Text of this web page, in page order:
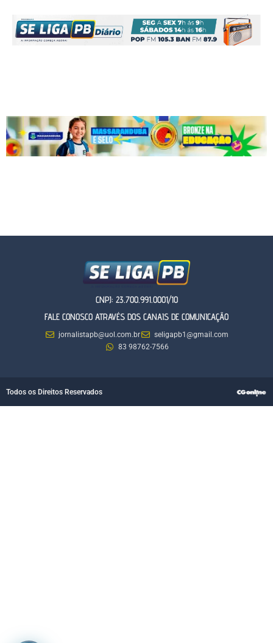
CNPJ: 23.700.991.0001/10
FALE CONOSCO ATRAVÉS DOS CANAIS DE COMUNICAÇÃO
jornalistapb@uol.com.br
seligapb1@gmail.com
83 98762-7566
Todos os Direitos Reservados